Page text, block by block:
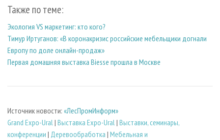
Также по теме:
Экология VS маркетинг: кто кого?
Тимур Иртуганов: «В коронакризис российские мебельщики догнали
Европу по доле онлайн-продаж»
Первая домашняя выставка Biesse прошла в Москве
Источник новости: «ЛесПромИнформ»
Grand Expo-Ural | Выставка Expo-Ural | Выставки, семинары,
конференции | Деревообработка | Мебельная и